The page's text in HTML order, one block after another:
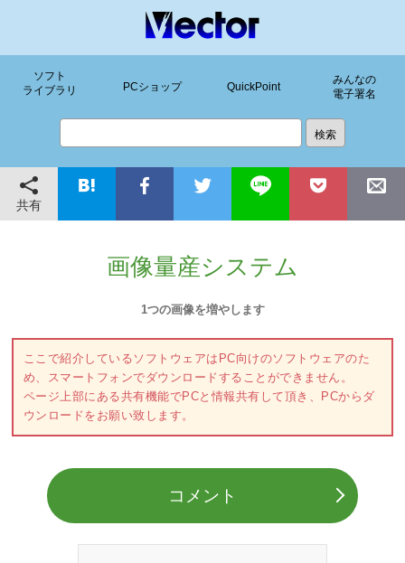
ソフト
ライブラリ
PCショップ QuickPoint
みんなの
電子署名
共有
画像量産システム
1つの画像を増やします
ここで紹介しているソフトウェアはPC向けのソフトウェアのた
め、スマートフォンでダウンロードすることができません。
ページ上部にある共有機能でPCと情報共有して頂き、PCからダ
ウンロードをお願い致します。
コメント